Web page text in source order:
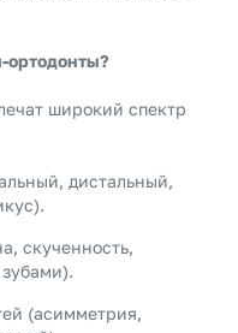
ортодонты?
широкий спектр
дистальный,
скученность,
(асимметрия,